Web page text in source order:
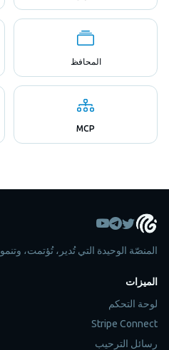
المحافظ
MCP
المنصّة الوحيدة التي تُدير، تُؤتمت، وتنمو Telegram المجتمع
الميزات
لوحة التحكم
Stripe Connect
رسائل الترحيب